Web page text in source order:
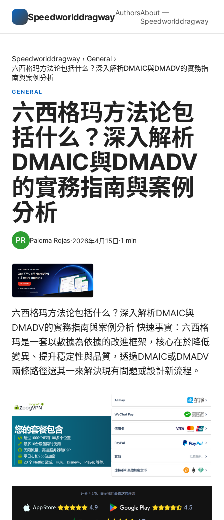
SpeedworlddragwayAuthorsAbout —
Speedworlddragway
Speedworlddragway › General ›
六西格玛方法论包括什么？深入解析DMAIC與DMADV的實務指
南與案例分析
GENERAL
六西格玛方法论包
括什么？深入解析
DMAIC與DMADV
的實務指南與案例
分析
Paloma Rojas·2026年4月15日·1 min
六西格玛方法论包括什么？深入解析DMAIC與
DMADV的實務指南與案例分析 快速事實：六西格
玛是一套以數據為依據的改進框架，核心在於降低
變異、提升穩定性與品質，透過DMAIC或DMADV
兩條路徑選其一來解決現有問題或設計新流程。